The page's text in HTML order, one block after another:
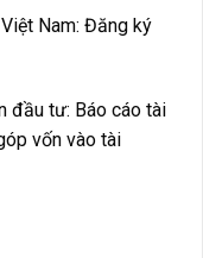
Nam: Đăng ký
đầu tư: Báo cáo tài
vốn vào tài